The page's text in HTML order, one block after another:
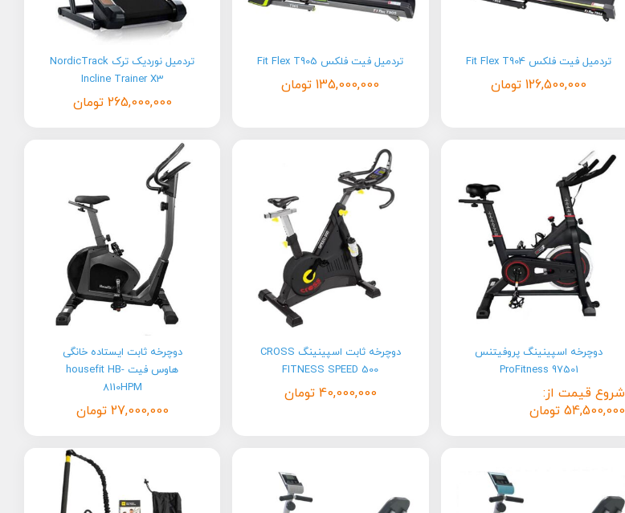
تردمیل فیت فلکس Fit Flex T904
126,500,000 تومان
تردمیل فیت فلکس Fit Flex T905
135,000,000 تومان
تردمیل نوردیک ترک NordicTrack
Incline Trainer X3
265,000,000 تومان
دوچرخه اسپینینگ پروفیتنس
ProFitness 97501
شروع قیمت از:
54,500,000 تومان
دوچرخه ثابت اسپینینگ CROSS
FITNESS SPEED 500
40,000,000 تومان
دوچرخه ثابت ایستاده خانگی
هاوس فیت housefit HB-
8110HPM
27,000,000 تومان